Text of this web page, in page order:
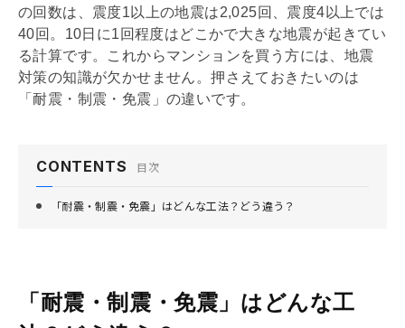
の回数は、震度1以上の地震は2,025回、震度4以上では
40回。10日に1回程度はどこかで大きな地震が起きてい
る計算です。これからマンションを買う方には、地震
対策の知識が欠かせません。押さえておきたいのは
「耐震 ・ 制震 ・ 免震 」の違いです。
CONTENTS 目次
「耐震・制震・免震」はどんな工法？どう違う？
「耐震・制震・免震」はどんな工